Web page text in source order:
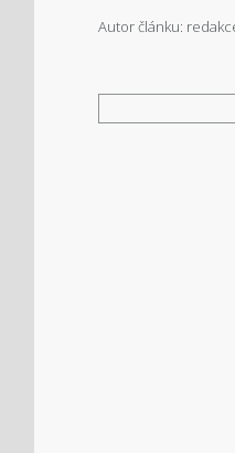
Autor článku: